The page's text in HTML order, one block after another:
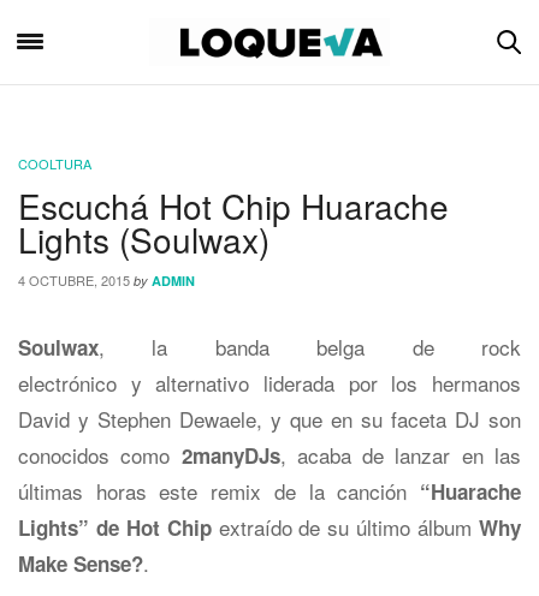
COOLTURA
Escuchá Hot Chip Huarache
Lights (Soulwax)
4 OCTUBRE, 2015 by ADMIN
Soulwax, la banda belga de rock
electrónico y alternativo liderada por los hermanos
David y Stephen Dewaele, y que en su faceta DJ son
conocidos como 2manyDJs, acaba de lanzar en las
últimas horas este remix de la canción “Huarache
Lights” de Hot Chipextraído de su último álbumWhy
Make Sense?.